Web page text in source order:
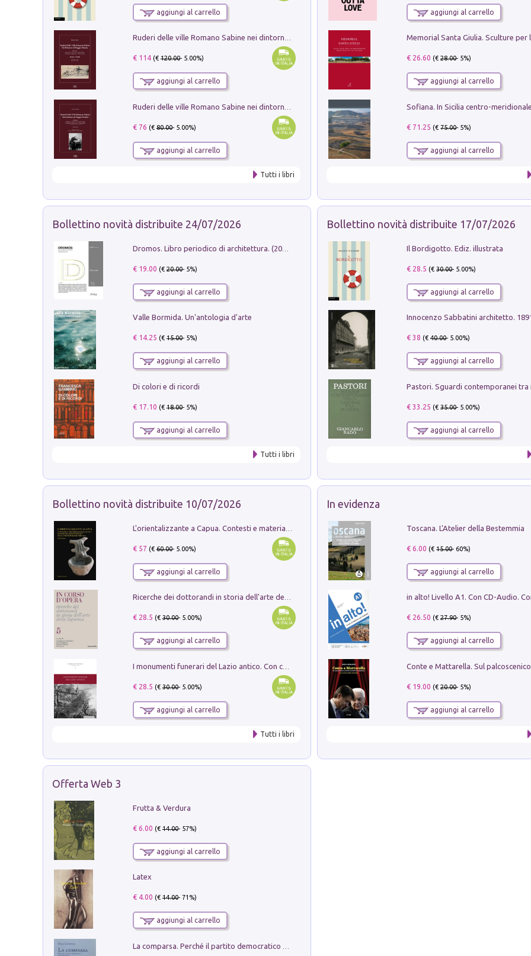
aggiungi al carrello
Ruderi delle ville Romano Sabine nei dintorni di Poggio Mirteto. Illustrati dal dott.re prof.re cav.re Ercole Nardi regio ispettore degli scavi e monumenti. Anno 1885. Tavole e studio. Con 25 tavole fuori testo in cartella editoriale
€ 114(€120.00- 5.00%)
aggiungi al carrello
€ 76 (€80.00- 5.00%)
aggiungi al carrello
Tutti i libri
aggiungi al carrello
€ 26.60 (€28.00- 5%)
aggiungi al carrello
€ 71.25 (€75.00- 5%)
aggiungi al carrello
Bollettino novità distribuite 24/07/2026
Dromos. Libro periodico di architettura. (2026). Vol. 15: Post-model
€ 19.00 (€20.00- 5%)
aggiungi al carrello
Valle Bormida. Un'antologia d'arte
€ 14.25 (€15.00- 5%)
aggiungi al carrello
Di colori e di ricordi
€ 17.10 (€18.00- 5%)
aggiungi al carrello
Tutti i libri
Bollettino novità distribuite 17/07/2026
Il Bordigotto. Ediz. illustrata
€ 28.5 (€30.00- 5.00%)
aggiungi al carrello
Innocenzo Sabbatini architetto.
€ 38 (€40.00- 5.00%)
aggiungi al carrello
€ 33.25 (€35.00- 5.00%)
aggiungi al carrello
Bollettino novità distribuite 10/07/2026
€ 57 (€60.00- 5.00%)
aggiungi al carrello
Ricerche dei dottorandi in storia dell'arte della Sapienza
€ 28.5 (€30.00- 5.00%)
aggiungi al carrello
I monumenti funerari del Lazio antico. Con cartella con tavole
€ 28.5 (€30.00- 5.00%)
aggiungi al carrello
Tutti i libri
In evidenza
Toscana. L'Atelier della Bestemmia
€ 6.00 (€15.00- 60%)
aggiungi al carrello
€ 26.50 (€27.90- 5%)
aggiungi al carrello
€ 19.00 (€20.00- 5%)
aggiungi al carrello
Offerta Web 3
Frutta & Verdura
€ 6.00 (€14.00- 57%)
aggiungi al carrello
Latex
€ 4.00 (€14.00- 71%)
aggiungi al carrello